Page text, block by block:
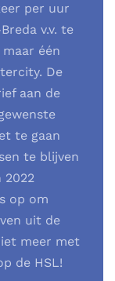
per uur
v.v. te
één
De
aan de
te gaan
te blijven
2022
op om
uit de
meer met
de HSL!